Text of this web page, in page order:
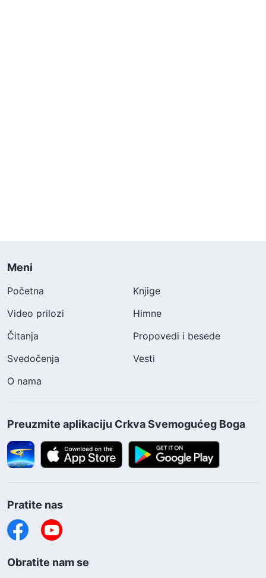
Meni
Početna
Knjige
Video prilozi
Himne
Čitanja
Propovedi i besede
Svedočenja
Vesti
O nama
Preuzmite aplikaciju Crkva Svemogućeg Boga
Pratite nas
Obratite nam se